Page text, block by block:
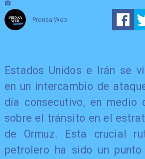
Prensa Web
Estados Unidos e Irán se
en un intercambio de
día consecutivo, en medio
sobre el tránsito en el
de Ormuz. Esta crucial
petrolero ha sido un